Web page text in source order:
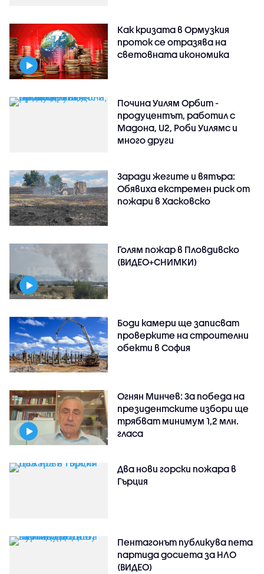
Как кризата в Ормузкия
проток се отразява на
световната икономика
Почина Уилям Орбит -
продуцентът, работил с
Мадона, U2, Роби Уилямс и
много други
Заради жегите и вятъра:
Обявиха екстремен риск от
пожари в Хасковско
Голям пожар в Пловдивско
(ВИДЕО+СНИМКИ)
Боди камери ще записват
проверките на строителни
обекти в София
Огнян Минчев: За победа на
президентските избори ще
трябват минимум 1,2 млн.
гласа
Два нови горски пожара в
Гърция
Пентагонът публикува пета
партида досиета за НЛО
(ВИДЕО)